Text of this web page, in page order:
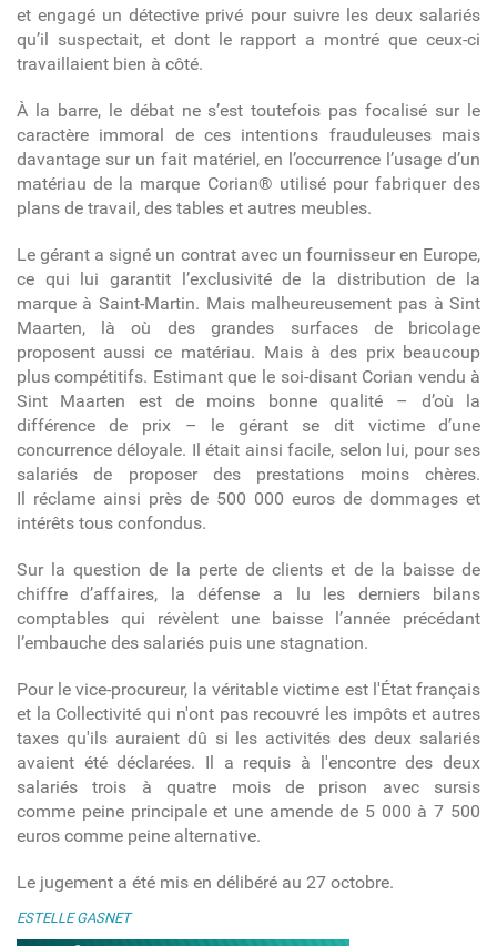
et engagé un détective privé pour suivre les deux salariés
qu’il suspectait, et dont le rapport a montré que ceux-ci
travaillaient bien à côté.
À la barre, le débat ne s’est toutefois pas focalisé sur le
caractère immoral de ces intentions frauduleuses mais
davantage sur un fait matériel, en l’occurrence l’usage d’un
matériau de la marque Corian® utilisé pour fabriquer des
plans de travail, des tables et autres meubles.
Le gérant a signé un contrat avec un fournisseur en Europe,
ce qui lui garantit l’exclusivité de la distribution de la
marque à Saint-Martin. Mais malheureusement pas à Sint
Maarten, là où des grandes surfaces de bricolage
proposent aussi ce matériau. Mais à des prix beaucoup
plus compétitifs. Estimant que le soi-disant Corian vendu à
Sint Maarten est de moins bonne qualité – d’où la
différence de prix – le gérant se dit victime d’une
concurrence déloyale. Il était ainsi facile, selon lui, pour ses
salariés de proposer des prestations moins chères.
Il réclame ainsi près de 500 000 euros de dommages et
intérêts tous confondus.
Sur la question de la perte de clients et de la baisse de
chiffre d’affaires, la défense a lu les derniers bilans
comptables qui révèlent une baisse l’année précédant
l’embauche des salariés puis une stagnation.
Pour le vice-procureur, la véritable victime est l'État français
et la Collectivité qui n'ont pas recouvré les impôts et autres
taxes qu'ils auraient dû si les activités des deux salariés
avaient été déclarées. Il a requis à l'encontre des deux
salariés trois à quatre mois de prison avec sursis
comme peine principale et une amende de 5 000 à 7 500
euros comme peine alternative.
Le jugement a été mis en délibéré au 27 octobre.
ESTELLE GASNET